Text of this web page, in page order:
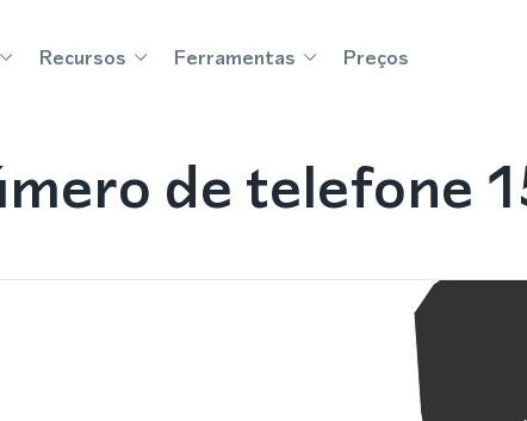
Recursos Ferramentas Preços
de telefone